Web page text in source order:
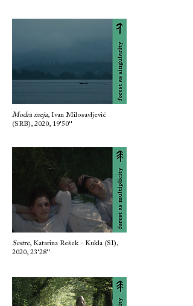
Modra meja, Ivan Milosavljević
(SRB), 2020, 19'50''
Sestre, Katarina Rešek - Kukla (SI),
2020, 23'28''